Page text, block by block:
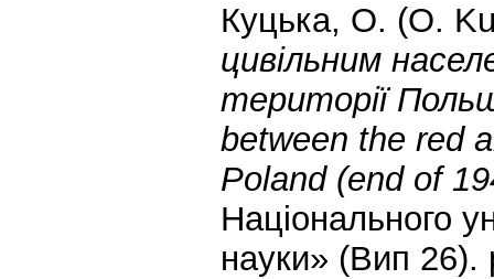
Куцька, О. (O.
цивільним
території
between the red
Poland (end of
Національного
науки» (Вип 26).